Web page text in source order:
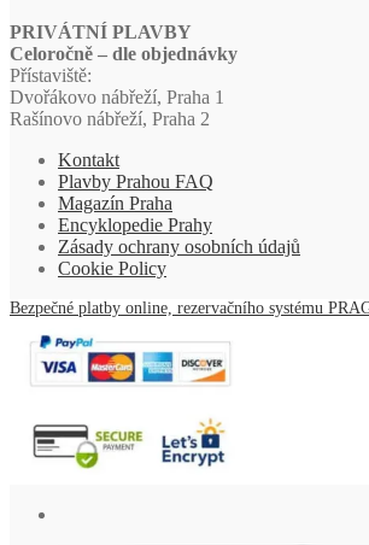
PRIVÁTNÍ PLAVBY
Celoročně – dle objednávky
Přístaviště:
Dvořákovo nábřeží, Praha 1
Rašínovo nábřeží, Praha 2
Kontakt
Plavby Prahou FAQ
Magazín Praha
Encyklopedie Prahy
Zásady ochrany osobních údajů
Cookie Policy
Bezpečné platby online, rezervačního systému